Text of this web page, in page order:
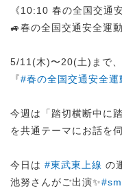
《10:10 春の全国交通
🚙春の全国交通安全運
5/11(木)〜20(土)まで、
『#春の全国交通安全運
今週は「踏切横断中に
を共通テーマにお話を
今日は #東武東上線 の
池努さんがご出演✨